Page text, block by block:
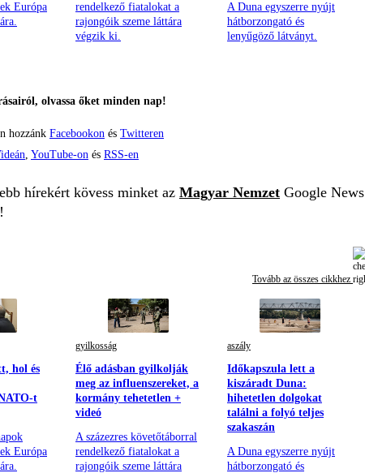
Európa
rendelkező fiatalokat a
rajongóik szeme láttára
végzik ki.
A Duna egyszerre nyújt
hátborzongató és
lenyűgöző látványt.
olvassa őket minden nap!
hozzánk Facebookon és Twitteren
, YouTube-on és RSS-en
hírekért kövess minket az Magyar Nemzet Google News
Tovább az összes cikkhez
hol és
t
Európa
gyilkosság
Élő adásban gyilkolják
meg az influenszereket, a
kormány tehetetlen +
videó
A százezres követőtáborral
rendelkező fiatalokat a
rajongóik szeme láttára
aszály
Időkapszula lett a
kiszáradt Duna:
hihetetlen dolgokat
találni a folyó teljes
szakaszán
A Duna egyszerre nyújt
hátborzongató és